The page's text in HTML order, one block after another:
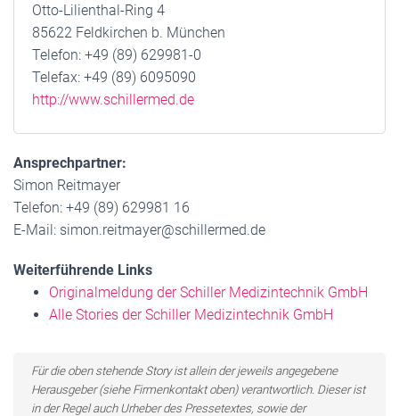
Otto-Lilienthal-Ring 4
85622 Feldkirchen b. München
Telefon: +49 (89) 629981-0
Telefax: +49 (89) 6095090
http://www.schillermed.de
Ansprechpartner:
Simon Reitmayer
Telefon: +49 (89) 629981 16
E-Mail: simon.reitmayer@schillermed.de
Weiterführende Links
Originalmeldung der Schiller Medizintechnik GmbH
Alle Stories der Schiller Medizintechnik GmbH
Für die oben stehende Story ist allein der jeweils angegebene
Herausgeber (siehe Firmenkontakt oben) verantwortlich. Dieser ist
in der Regel auch Urheber des Pressetextes, sowie der